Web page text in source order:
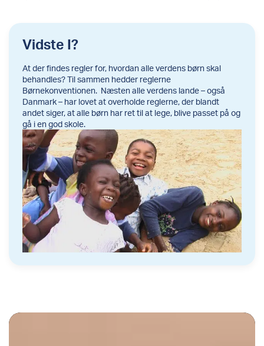
Vidste I?
At der findes regler for, hvordan alle verdens børn skal
behandles? Til sammen hedder reglerne
Børnekonventionen. Næsten alle verdens lande – også
Danmark – har lovet at overholde reglerne, der blandt
andet siger, at alle børn har ret til at lege, blive passet på og
gå i en god skole.